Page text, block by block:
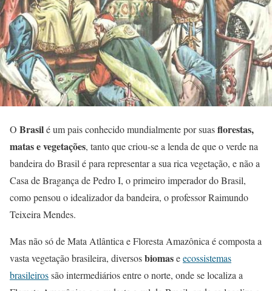
O Brasilé um pais conhecido mundialmente por suasflorestas,
matas e vegetações, tanto que criou-se a lenda de que o verde na
bandeira do Brasil é para representar a sua rica vegetação, e não a
Casa de Bragança de Pedro I, o primeiro imperador do Brasil,
como pensou o idealizador da bandeira, o professor Raimundo
Teixeira Mendes.
Mas não só de Mata Atlântica e Floresta Amazônica é composta a
vasta vegetação brasileira, diversosbiomaseecossistemas
brasileirossão intermediários entre o norte, onde se localiza a